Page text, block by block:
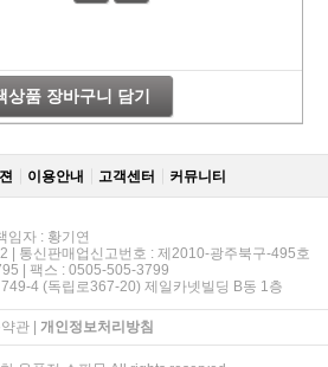
상품 장바구니 담기
이용안내 고객센터 커뮤니티
임자 : 황기연
| 통신판매업신고번호 : 제2010-광주북구-495호
| 팩스 : 0505-505-3799
4 (독립로367-20) 제일카넷빌딩 B동 1층
관| 개인정보처리방침